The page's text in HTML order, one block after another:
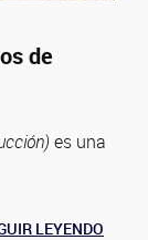
de
es una
LEYENDO